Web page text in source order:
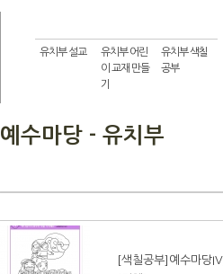
유치부 설교
유치부 어린
이 교재 만들
기
유치부 색칠
공부
예수마당 - 유치부
[색칠공부]예수마당